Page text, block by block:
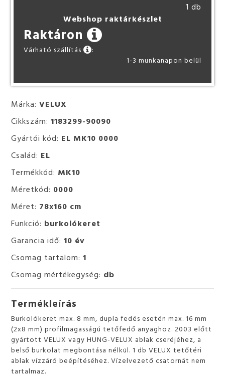
Márka:VELUX
Cikkszám:1183299-90090
Gyártói kód: EL MK10 0000
Család: EL
Termékkód: MK10
Méretkód: 0000
Méret: 78x160 cm
Funkció: burkolókeret
Garancia idő:10 év
Csomag tartalom:1
Csomag mértékegység: db
Termékleírás
Burkolókeret max. 8 mm, dupla fedés esetén max. 16 mm
(2x8 mm) profilmagasságú tetőfedő anyaghoz. 2003 előtt
gyártott VELUX vagy HUNG-VELUX ablak cseréjéhez, a
belső burkolat megbontása nélkül. 1 db VELUX tetőtéri
ablak vízzáró beépítéséhez. Vízelvezető csatornát nem
tartalmaz.
1 db
Webshop raktárkészlet
Raktáron
Várható szállítás
:
1-3 munkanapon belül